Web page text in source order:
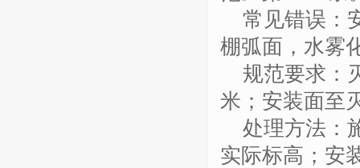
常见错误：
棚弧面，水雾
规范要求：
米；安装面至
处理方法：
实际标高；安